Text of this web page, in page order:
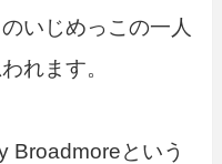
いじめっこの一人
れます。
Broadmoreという